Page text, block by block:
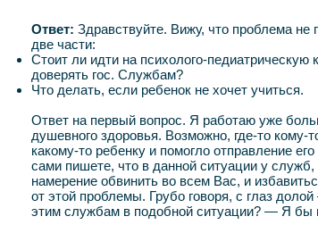
Ответ: Здравствуйте. Вижу, что проблема
две части:
Стоит ли идти на психолого-педиатрическую
доверять гос. Службам?
Что делать, если ребенок не хочет учиться.
Ответ на первый вопрос. Я работаю уже
душевного здоровья. Возможно, где-то кому-
какому-то ребенку и помогло отправление
сами пишете, что в данной ситуации у
намерение обвинить во всем Вас, и
от этой проблемы. Грубо говоря, с глаз
этим службам в подобной ситуации? — Я бы